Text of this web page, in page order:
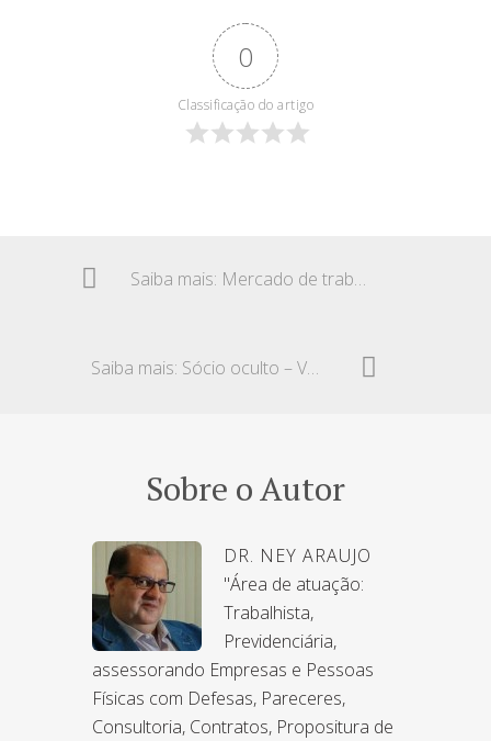
0
Classificação do artigo
Saiba mais: Mercado de trabalho – Recuperação
Saiba mais: Sócio oculto – Verbas trabalhistas
Sobre o Autor
DR. NEY ARAUJO
"Área de atuação:
Trabalhista,
Previdenciária,
assessorando Empresas e Pessoas
Físicas com Defesas, Pareceres,
Consultoria, Contratos, Propositura de